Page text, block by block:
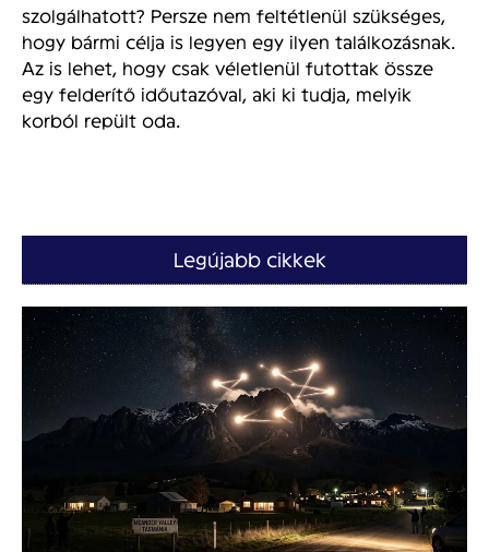
szolgálhatott? Persze nem feltétlenül szükséges,
hogy bármi célja is legyen egy ilyen találkozásnak.
Az is lehet, hogy csak véletlenül futottak össze
egy felderítő időutazóval, aki ki tudja, melyik
korból repült oda.
Legújabb cikkek